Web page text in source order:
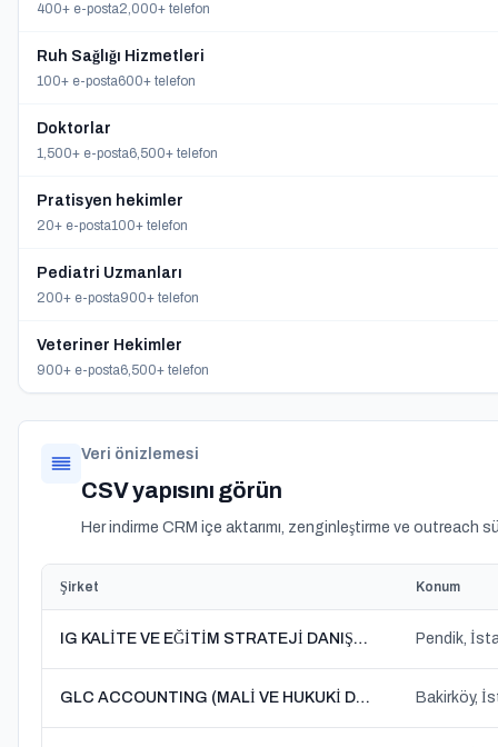
400+ e-posta2,000+ telefon
Ruh Sağlığı Hizmetleri
100+ e-posta600+ telefon
Doktorlar
1,500+ e-posta6,500+ telefon
Pratisyen hekimler
20+ e-posta100+ telefon
Pediatri Uzmanları
200+ e-posta900+ telefon
Veteriner Hekimler
900+ e-posta6,500+ telefon
Veri önizlemesi
CSV yapısını görün
Her indirme CRM içe aktarımı, zenginleştirme ve outreach
Şirket Konum
IG KALİTE VE EĞİTİM STRATEJİ DANIŞMANLIĞI LTD. ŞTİ. Pendik,
GLC ACCOUNTING (MALİ VE HUKUKİ DANIŞMANLIK) Bakirköy,